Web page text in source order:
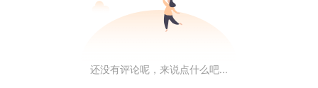
还没有评论呢，来说点什么吧...